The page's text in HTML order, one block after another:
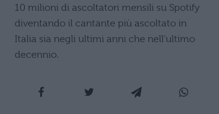
10 milioni di ascoltatori mensili su Spotify
diventando il cantante più ascoltato in
Italia sia negli ultimi anni che nell’ultimo
decennio.